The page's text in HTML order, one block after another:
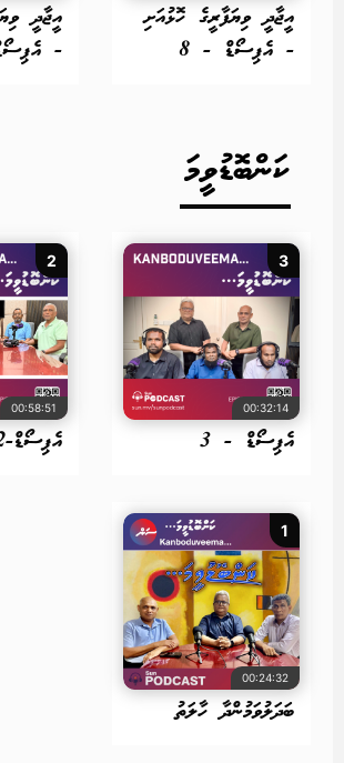
އީޖާދީ ވިޔަފާރީގެ ހޮޅުއަށި
- އެޕިސޯޑް - 8
އީޖާދީ
-
ކަންބޮޑުވީމަ
3
00:32:14
އެޕިސޯޑް - 3
2
00:58:51
އެޕިސޯޑް-02
1
00:24:32
ބަދަލުވަމުންދާ ހާލަތު